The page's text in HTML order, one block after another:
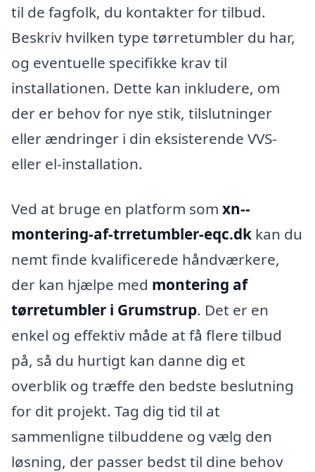
til de fagfolk, du kontakter for tilbud.
Beskriv hvilken type tørretumbler du har,
og eventuelle specifikke krav til
installationen. Dette kan inkludere, om
der er behov for nye stik, tilslutninger
eller ændringer i din eksisterende VVS-
eller el-installation.
Ved at bruge en platform som xn--
montering-af-trretumbler-eqc.dk kan du
nemt finde kvalificerede håndværkere,
der kan hjælpe med montering af
tørretumbler i Grumstrup. Det er en
enkel og effektiv måde at få flere tilbud
på, så du hurtigt kan danne dig et
overblik og træffe den bedste beslutning
for dit projekt. Tag dig tid til at
sammenligne tilbuddene og vælg den
løsning, der passer bedst til dine behov